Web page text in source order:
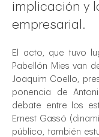
implicación y
empresarial.
El acto, que tuvo
Pabellón Mies van
Joaquim Coello,
ponencia de
debate entre los
Ernest Gassó
público, también